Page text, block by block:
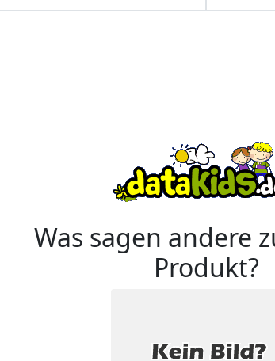
Was sagen andere
Produkt?